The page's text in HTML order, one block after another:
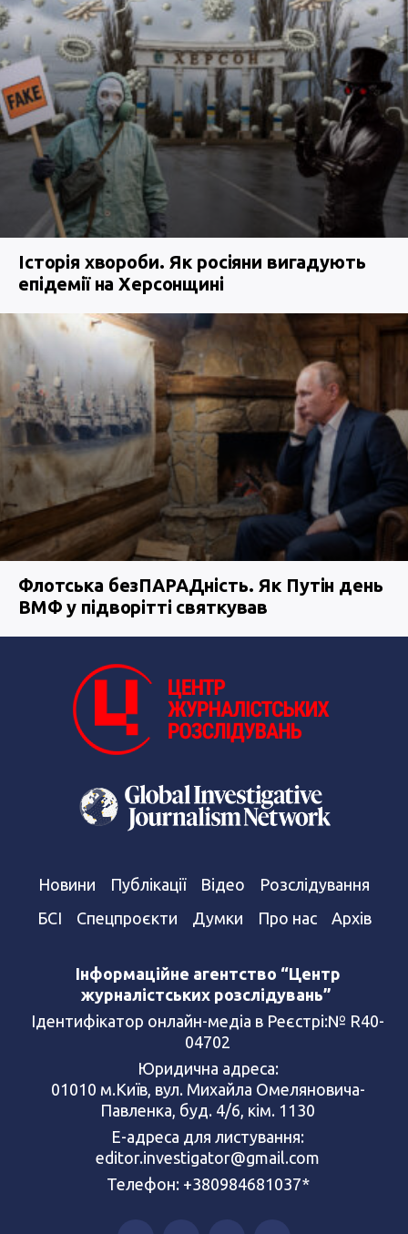
Історія хвороби. Як росіяни вигадують
епідемії на Херсонщині
Флотська безПАРАДність. Як Путін день
ВМФ у підворітті святкував
Новини Публікації Відео
Розслідування
БСІ
Спецпроєкти Думки Про нас Архів
Інформаційне агентство “Центр
журналістських розслідувань”
Ідентифікатор онлайн-медіа в Реєстрі:№ R40-
04702
Юридична адреса:
01010 м.Київ, вул. Михайла Омеляновича-
Павленка, буд. 4/6, кім. 1130
Е-адреса для листування:
editor.investigator@gmail.com
Телефон: +380984681037*